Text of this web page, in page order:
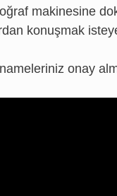
makinesine
konuşmak
onay